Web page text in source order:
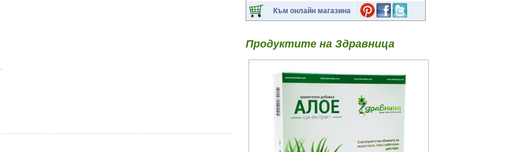
Към онлайн магазина
Продуктите на Здравница